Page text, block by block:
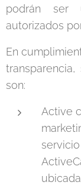
podrán ser
autorizados
En
son:
Active